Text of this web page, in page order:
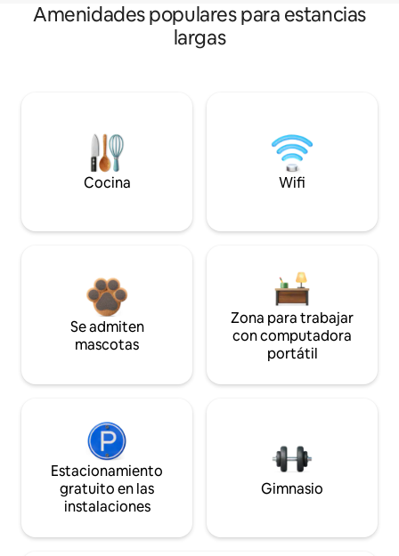
Amenidades populares para estancias
largas
Cocina Wifi
Se admiten
mascotas
Zona para trabajar
con computadora
portátil
Estacionamiento
gratuito en las
instalaciones
Gimnasio